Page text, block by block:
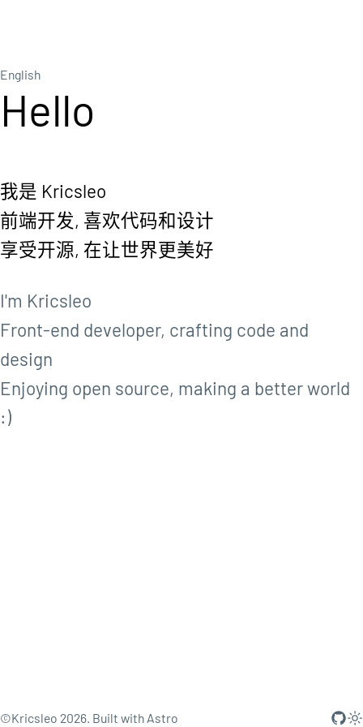
English
Hello
我是 Kricsleo
前端开发, 喜欢代码和设计
享受开源, 在让世界更美好
I'm Kricsleo
Front-end developer, crafting code and
design
Enjoying open source, making a better world
:)
©Kricsleo 2026. Built with Astro